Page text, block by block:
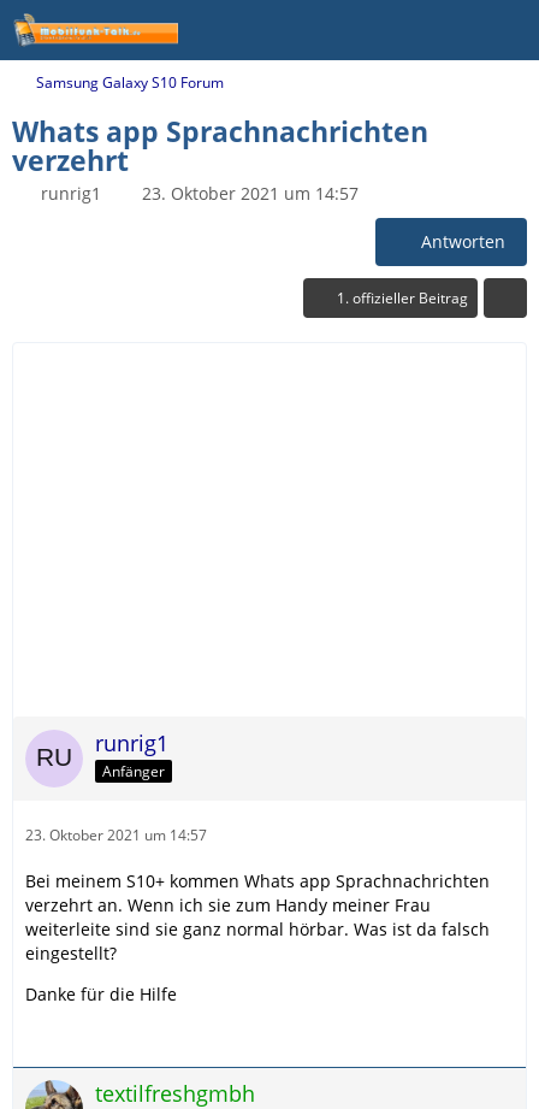
Samsung Galaxy S10 Forum
Whats app Sprachnachrichten
verzehrt
runrig1 23. Oktober 2021 um 14:57
Antworten
1. offizieller Beitrag
runrig1
Anfänger
23. Oktober 2021 um 14:57
Bei meinem S10+ kommen Whats app Sprachnachrichten
verzehrt an. Wenn ich sie zum Handy meiner Frau
weiterleite sind sie ganz normal hörbar. Was ist da falsch
eingestellt?
Danke für die Hilfe
textilfreshgmbh